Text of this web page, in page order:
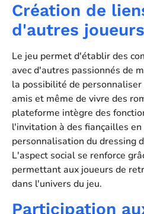
Création de
d'autres
Le jeu permet d'établir des
avec d'autres passionnés de
la possibilité de
amis et même de vivre des
plateforme intègre des
l'invitation à des fiançailles
personnalisation du dressing
L'aspect social se renforce
permettant aux joueurs de
dans l'univers du jeu.
Participation